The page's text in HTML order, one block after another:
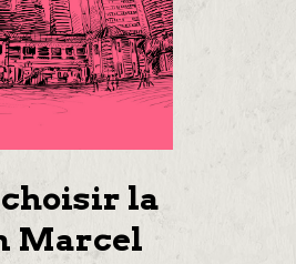
la
Marcel